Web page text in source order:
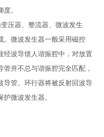
。
压器、整流器、微波发生
。微波发生器一般采用磁控
经波导馈人谐振腔中，对放置
并不总与谐振腔完全匹配，
导管。环行器将被反射回波导
微波发生器。